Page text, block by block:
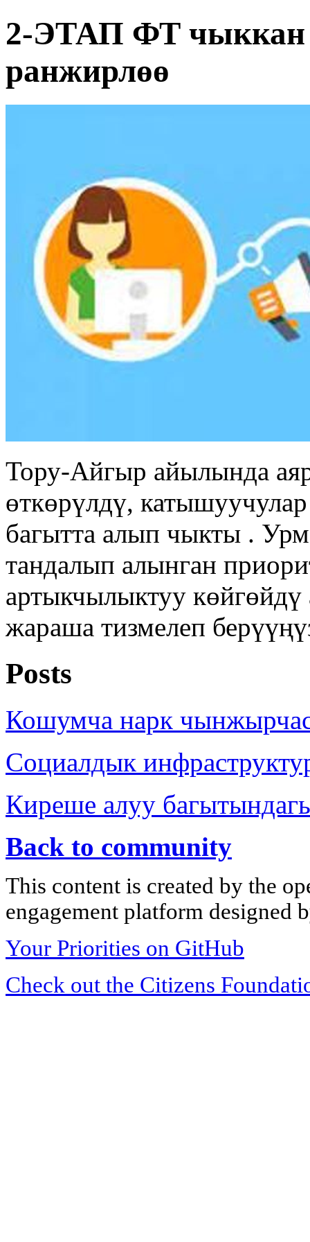
2-ЭТАП ФТ чыккан
ранжирлөө
Тору-Айгыр айылында
өткөрүлдү,
багытта алып чыкты .
тандалып алынган
артыкчылыктуу көйгөйдү
жараша тизмелеп
Posts
Кошумча нарк
Социалдык
Киреше алуу
Back to community
This content is created by the
engagement platform designed
Your Priorities on GitHub
Check out the Citizens